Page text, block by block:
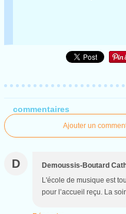
commentaires
Ajouter un
D Demoussis-Boutard
L'école de musique est
pour l’accueil reçu. La